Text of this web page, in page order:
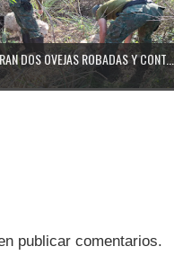
DOS OVEJAS ROBADAS Y CONT...
publicar comentarios.